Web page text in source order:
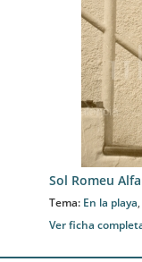
Sol Romeu
Tema: En la playa,
Ver ficha